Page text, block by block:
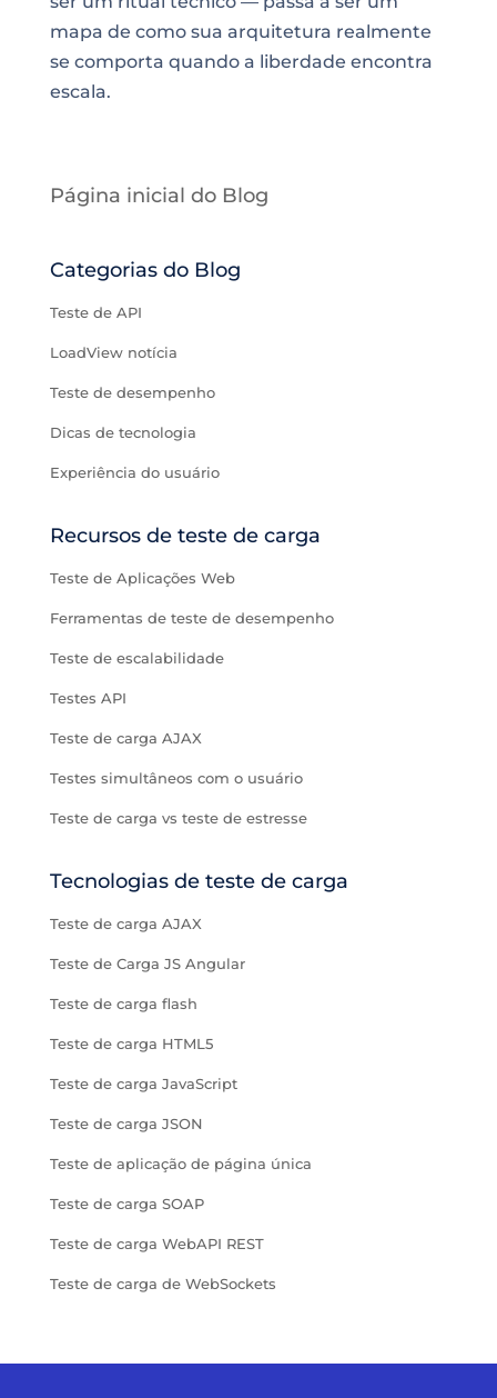
mapa de como sua arquitetura realmente
se comporta quando a liberdade encontra
escala.
Página inicial do Blog
Categorias do Blog
Teste de API
LoadView notícia
Teste de desempenho
Dicas de tecnologia
Experiência do usuário
Recursos de teste de carga
Teste de Aplicações Web
Ferramentas de teste de desempenho
Teste de escalabilidade
Testes API
Teste de carga AJAX
Testes simultâneos com o usuário
Teste de carga vs teste de estresse
Tecnologias de teste de carga
Teste de carga AJAX
Teste de Carga JS Angular
Teste de carga flash
Teste de carga HTML5
Teste de carga JavaScript
Teste de carga JSON
Teste de aplicação de página única
Teste de carga SOAP
Teste de carga WebAPI REST
Teste de carga de WebSockets